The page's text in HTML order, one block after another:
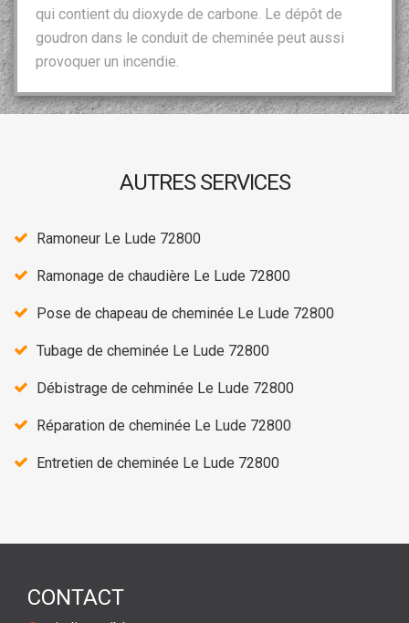
qui contient du dioxyde de carbone. Le dépôt de
goudron dans le conduit de cheminée peut aussi
provoquer un incendie.
AUTRES SERVICES
Ramoneur Le Lude 72800
Ramonage de chaudière Le Lude 72800
Pose de chapeau de cheminée Le Lude 72800
Tubage de cheminée Le Lude 72800
Débistrage de cehminée Le Lude 72800
Réparation de cheminée Le Lude 72800
Entretien de cheminée Le Lude 72800
CONTACT